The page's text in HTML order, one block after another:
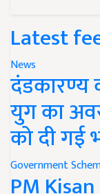
Latest
News
दंडकारण्य
युग का
को दी गई
Government
PM